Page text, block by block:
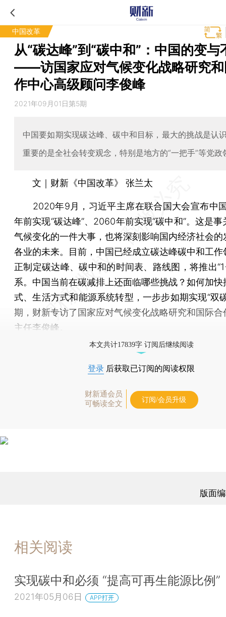
中国改革
从“碳达峰”到“碳中和”：中国的变与
——访国家应对气候变化战略研究和
作中心高级顾问李俊峰
2021年09月01日第5期
中国要如期实现碳达峰、碳中和目标，最大的挑战是认
重要的是全社会转变观念，特别是地方的“一把手”等党政
文｜财新《中国改革》 张兰太
2020年9月，习近平主席在联合国大会宣布中
年前实现“碳达峰”、2060年前实现“碳中和”。这是
气候变化的一件大事，也将深刻影响国内经济社会的
各业的未来。目前，中国已经成立碳达峰碳中和工作
正制定碳达峰、碳中和的时间表、路线图，将推出
系。中国当前在碳减排上还面临哪些挑战？如何加快
式、生活方式和能源系统转型，一步步如期实现“双
期，财新专访了国家应对气候变化战略研究和国际合
主任李俊峰。
本文共计17839字 订阅后继续阅读
登录 后获取已订阅的阅读权限
财新通会员
可畅读全文
订阅/会员升级
版面
相关阅读
实现碳中和必须 “提高可再生能源比例”
2021年05月06日 APP打开